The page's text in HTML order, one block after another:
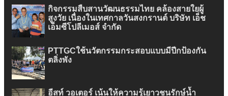
กิจกรรมสืบสานวัฒนธรรมไทย คล้องสายใยผู้
สูงวัย เนื่องในเทศกาลวันสงกรานต์ บริษัท เอ็ช
เอ็มซีโปลีเมอส์ จำกัด
PTTGCใช้นวัตกรรมกระสอบแบบมีปีกป้องกัน
ตลิ่งพัง
อีสท์ วอเตอร์ เน้นให้ความรู้เยาวชนรักษ์น้ำ